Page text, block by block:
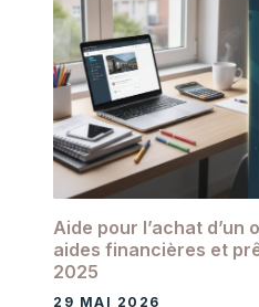
Aide pour l’achat
aides financières et
2025
29 MAI 2026